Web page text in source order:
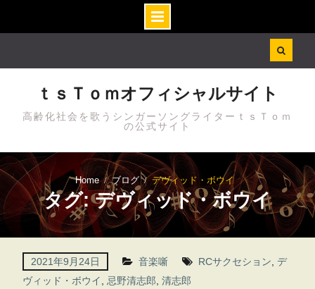
ｔｓＴｏｍオフィシャルサイト
高齢化社会を歌うシンガーソングライターｔｓＴｏｍ
の公式サイト
Home ブログ デヴィッド・ボウイ
タグ: デヴィッド・ボウイ
2021年9月24日 音楽噺 RCサクセション デ
ヴィッド・ボウイ
忌野清志郎 清志郎